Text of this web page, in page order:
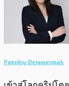
Pairploy Denpairojsak